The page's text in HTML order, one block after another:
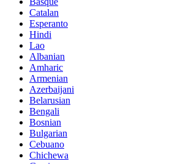
Catalan
Esperanto
Hindi
Lao
Albanian
Amharic
Armenian
Azerbaijani
Belarusian
Bengali
Bosnian
Bulgarian
Cebuano
Chichewa